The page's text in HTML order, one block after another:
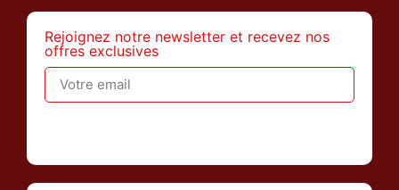
Rejoignez notre newsletter et recevez nos
offres exclusives